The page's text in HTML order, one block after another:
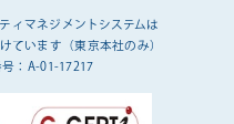
ィマネジメントシステムは
ています（東京本社のみ）
：A-01-17217